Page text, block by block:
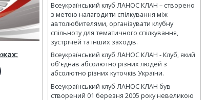
Всеукраїнський клуб ЛАНОС КЛАН – створено
з метою налагодити спілкування між
автолюбителями, організувати клубну
спільноту для тематичного спілкування,
зустрічей та інших заходів.
Всеукраїнський клуб ЛАНОС КЛАН - Клуб, який
об'єднав абсолютно різних людей з
абсолютно різних куточків України.
Всеукраїнський клуб ЛАНОС КЛАН був
створений 01 березня 2005 року невеликою